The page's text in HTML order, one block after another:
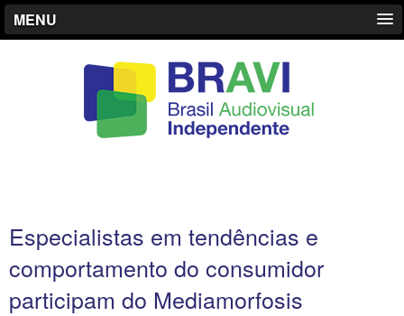
MENU
Especialistas em tendências e
comportamento do consumidor
participam do Mediamorfosis